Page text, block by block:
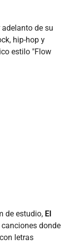
adelanto de su
hip-hop y
estilo "Flow
de estudio, El
donde
letras